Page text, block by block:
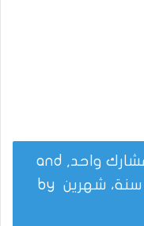
This topic has 0 ردود, مشارك واحد, and
سنة، شهرين